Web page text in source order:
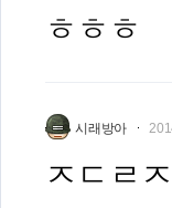
ㅎㅎㅎ
시래방아
ㅈㄷㄹ